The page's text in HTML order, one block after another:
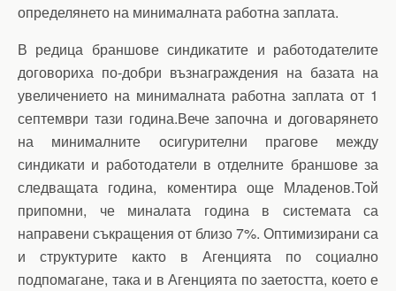
определянето на минималната работна заплата.
В редица браншове синдикатите и работодателите
договориха по-добри възнаграждения на базата на
увеличението на минималната работна заплата от 1
септември тази година.Вече започна и договарянето
на минималните осигурителни прагове между
синдикати и работодатели в отделните браншове за
следващата година, коментира още Младенов.Той
припомни, че миналата година в системата са
направени съкращения от близо 7%. Оптимизирани са
и структурите както в Агенцията по социално
подпомагане, така и в Агенцията по заетостта, което е